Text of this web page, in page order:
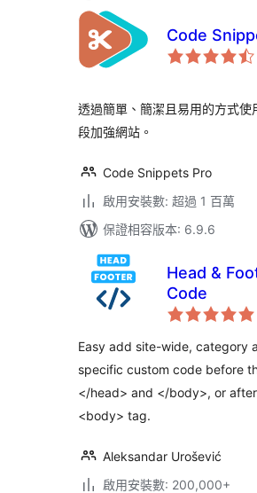
Code
透過簡單、簡潔且易用的方式使
段加強網站。
Code Snippets Pro
啟用安裝數: 超過 1 百萬
保證相容版本: 6.9.6
Head &
Code
Easy add site-wide, category
specific custom code before
</head> and </body>, or
<body> tag.
Aleksandar Urošević
啟用安裝數: 200,000+